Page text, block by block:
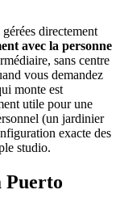
directement
avec la personne
sans centre
vous demandez
monte est
utile pour une
(un jardinier
exacte des
studio.
Puerto